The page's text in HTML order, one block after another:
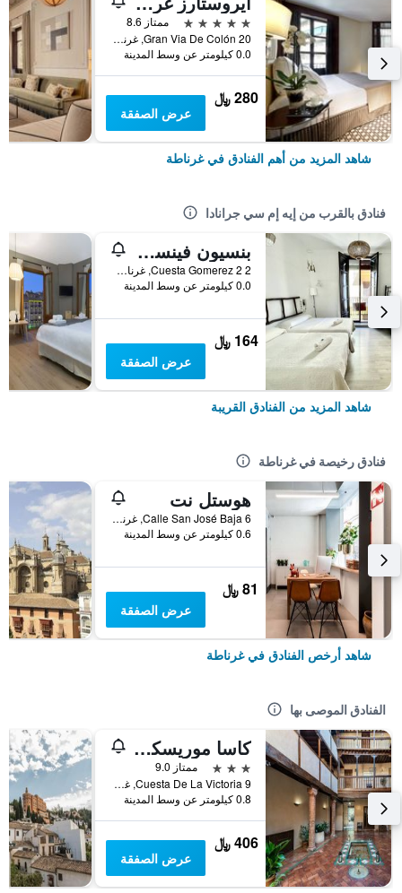
5 نجوم
ممتاز 8.6
Gran Via De Colón 20, غرناطة, منطقة أندلوسيا, أسبانيا
0.0 كيلومتر عن وسط المدينة
280 ﷼
عرض الصفقة
شاهد المزيد من أهم الفنادق في غرناطة
فنادق بالقرب من إيه إم سي جرانادا
بنسيون فينسيا جوميريز
Cuesta Gomerez 2 2, غرناطة, منطقة أندلوسيا, أسبانيا
0.0 كيلومتر عن وسط المدينة
164 ﷼
عرض الصفقة
شاهد المزيد من الفنادق القريبة
فنادق رخيصة في غرناطة
هوستل نت
Calle San José Baja 6, غرناطة, منطقة أندلوسيا, أسبانيا
0.6 كيلومتر عن وسط المدينة
81 ﷼
عرض الصفقة
شاهد أرخص الفنادق في غرناطة
الفنادق الموصى بها
كاسا موريسكا هوتل بوتيك
3 نجوم
ممتاز 9.0
Cuesta De La Victoria 9, غرناطة, منطقة أندلوسيا, أسبانيا
0.8 كيلومتر عن وسط المدينة
406 ﷼
عرض الصفقة